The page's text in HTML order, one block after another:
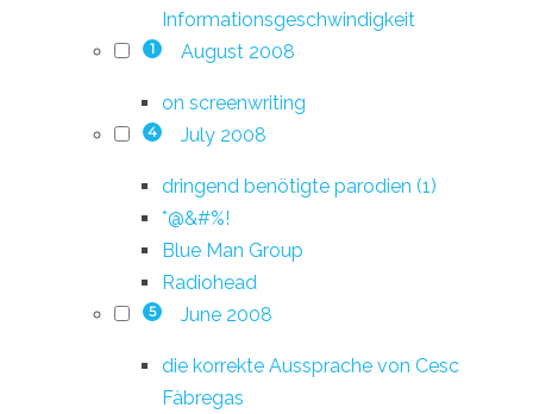
Informationsgeschwindigkeit
1 August 2008
on screenwriting
4 July 2008
dringend benötigte parodien (1)
*@&#%!
Blue Man Group
Radiohead
5 June 2008
die korrekte Aussprache von Cesc
Fàbregas